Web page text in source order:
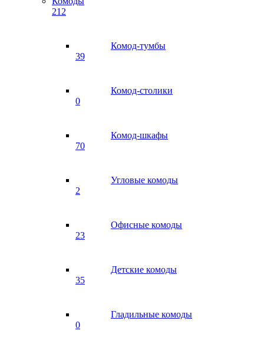
212
Комод-тумбы
39
Комод-столики
0
Комод-шкафы
70
Угловые комоды
2
Офисные комоды
23
Детские комоды
35
Гладильные комоды
0